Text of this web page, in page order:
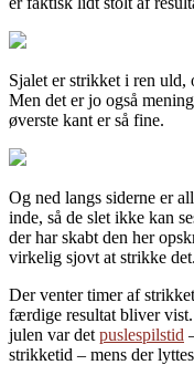
Sjalet er strikket i ren uld,
Men det er jo også
øverste kant er så fine.
Og ned langs siderne er
inde, så de slet ikke kan
der har skabt den her
virkelig sjovt at strikke det.
Der venter timer af
færdige resultat bliver
julen var det puslespilstid
strikketid – mens der